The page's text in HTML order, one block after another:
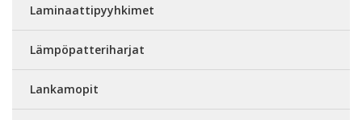
Laminaattipyyhkimet
Lämpöpatteriharjat
Lankamopit